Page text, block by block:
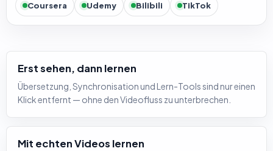
Coursera Udemy Bilibili TikTok
Erst sehen, dann lernen
Übersetzung, Synchronisation und Lern-Tools sind nur einen
Klick entfernt — ohne den Videofluss zu unterbrechen.
Mit echten Videos lernen